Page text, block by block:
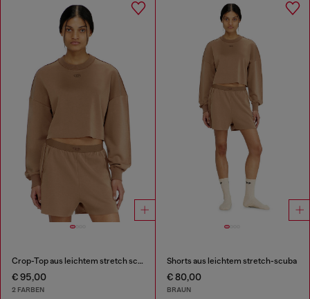
Crop-Top aus leichtem stretch scuba
€ 95,00
2 FARBEN
Shorts aus leichtem stretch-scuba
€ 80,00
BRAUN